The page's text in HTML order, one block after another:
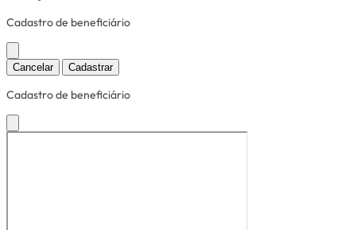
Cadastro de beneficiário
Cancelar Cadastrar
Cadastro de beneficiário